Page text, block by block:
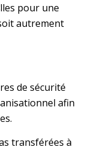
pour une
autrement
de sécurité
afin
transférées à